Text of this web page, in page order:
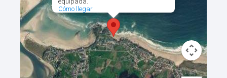
Cómo llegar